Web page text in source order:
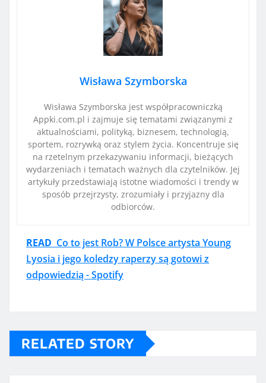
Wisława Szymborska
Wisława Szymborska jest współpracowniczką
Appki.com.pl i zajmuje się tematami związanymi z
aktualnościami, polityką, biznesem, technologią,
sportem, rozrywką oraz stylem życia. Koncentruje się
na rzetelnym przekazywaniu informacji, bieżących
wydarzeniach i tematach ważnych dla czytelników. Jej
artykuły przedstawiają istotne wiadomości i trendy w
sposób przejrzysty, zrozumiały i przyjazny dla
odbiorców.
READ Co to jest Rob? W Polsce artysta Young
Lyosia i jego koledzy raperzy są gotowi z
odpowiedzią - Spotify
RELATED STORY